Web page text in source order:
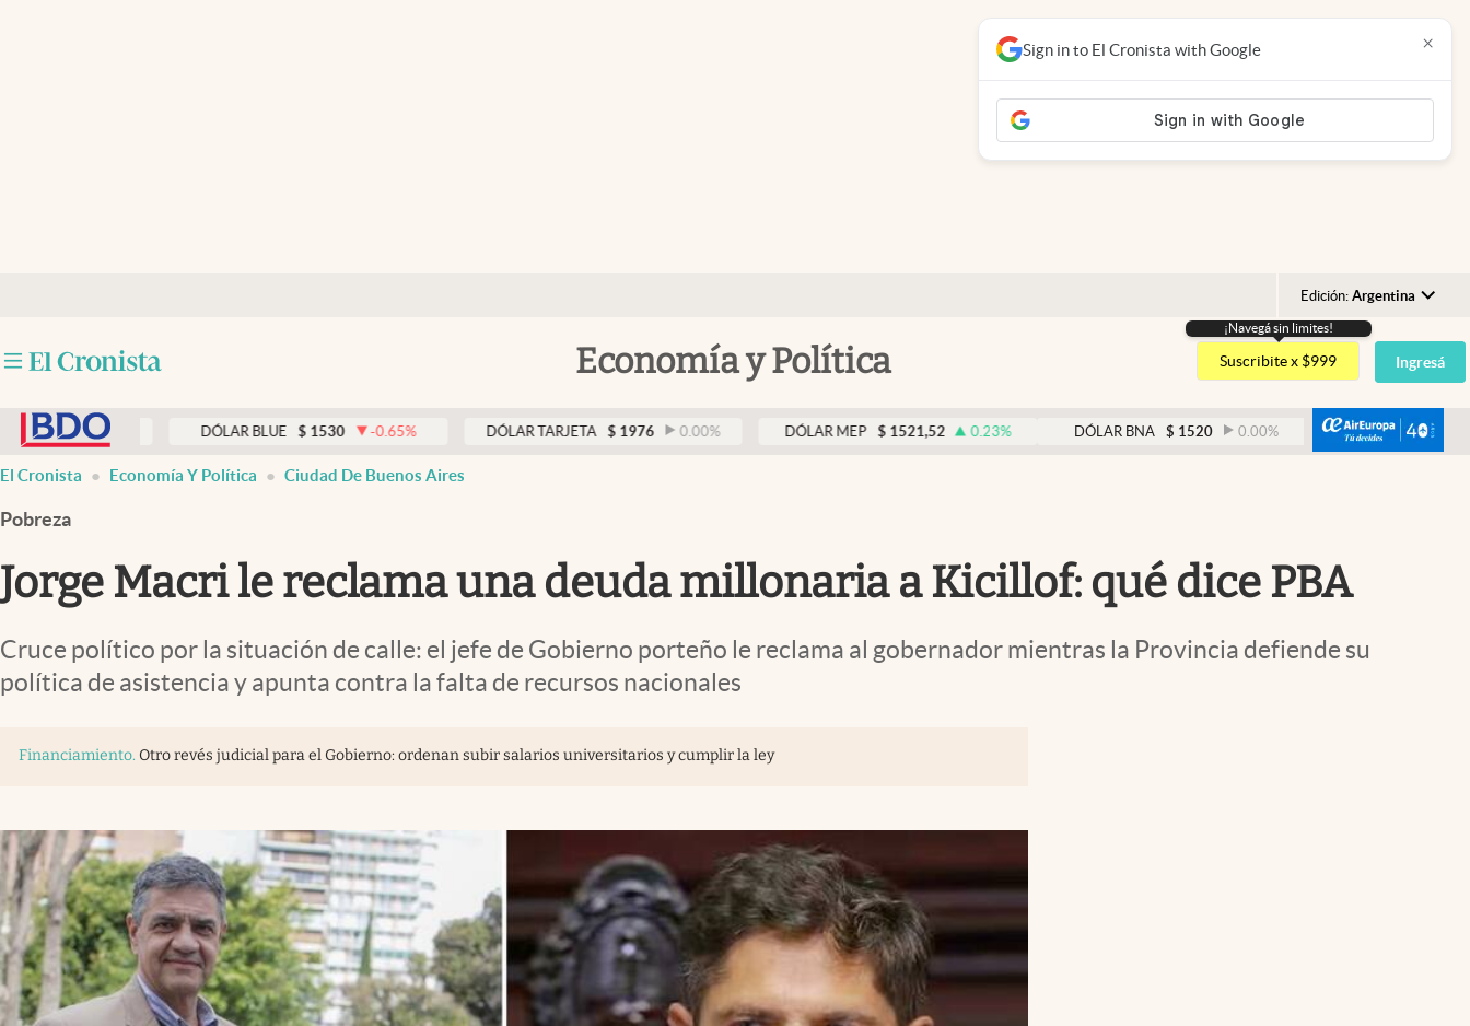
Edición: Argentina
Argentina
España
México
USA
Economía y Política
Otras secciones
Clima
Eventos Corporativos
Mediakit
¡Navegá sin limites!
Suscribite x $999 Ingresá
0.00% DÓLAR BLUE $ 1530 -0.65 DÓLAR TARJETA $ 1976 0.00% DÓLAR MEP $ 1521,52 0.23% DÓLAR BNA $ 1520 0.00% DÓLAR BLUE $ 1530
Sign in to El Cronista with Google ×
El Cronista Economía Y Política Ciudad De Buenos Aires
Pobreza
Jorge Macri le reclama una deuda millonaria a Kicillof: qué dice PBA
Cruce político por la situación de calle: el jefe de Gobierno porteño le reclama al gobernador mientras la Provincia defiende su
política de asistencia y apunta contra la falta de recursos nacionales
Financiamiento. Otro revés judicial para el Gobierno: ordenan subir salarios universitarios y cumplir la ley